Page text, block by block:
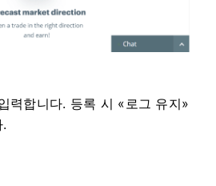
력합니다. 등록 시 «로그 유지»